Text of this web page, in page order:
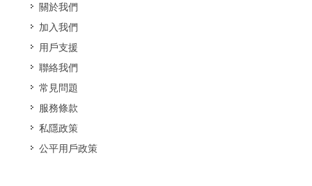
關於我們
加入我們
用戶支援
聯絡我們
常見問題
服務條款
私隱政策
公平用戶政策